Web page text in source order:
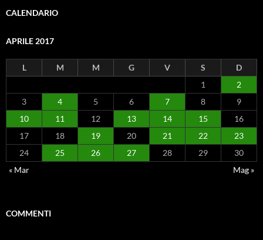
CALENDARIO
APRILE 2017
L M M G V S
D
1
2
3
4 5 6 7 8
9
10
11 12 13 14 15
16
17
18 19 20 21 22
23
24
25 26 27 28 29
30
« Mar
Mag »
COMMENTI